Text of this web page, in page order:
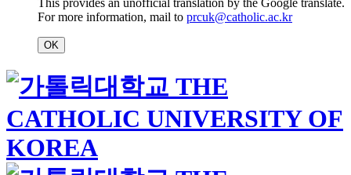
This provides an unofficial translation by the Google translate.
For more information, mail to prcuk@catholic.ac.kr
OK